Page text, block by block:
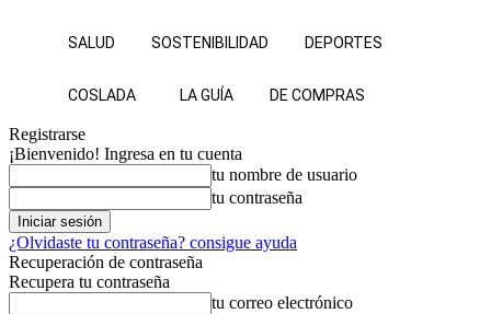
SALUD SOSTENIBILIDAD DEPORTES
COSLADA LA GUÍA DE COMPRAS
Registrarse
¡Bienvenido! Ingresa en tu cuenta
tu nombre de usuario
tu contraseña
¿Olvidaste tu contraseña? consigue ayuda
Recuperación de contraseña
Recupera tu contraseña
tu correo electrónico